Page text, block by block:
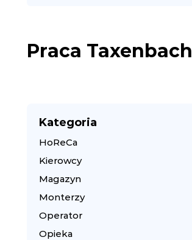
Praca Taxenbach
Kategoria
HoReCa
Kierowcy
Magazyn
Monterzy
Operator
Opieka